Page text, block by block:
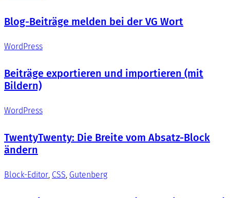
Blog-Beiträge melden bei der VG Wort
WordPress
Beiträge exportieren und importieren (mit
Bildern)
WordPress
TwentyTwenty: Die Breite vom Absatz-Block
ändern
Block-Editor CSS Gutenberg